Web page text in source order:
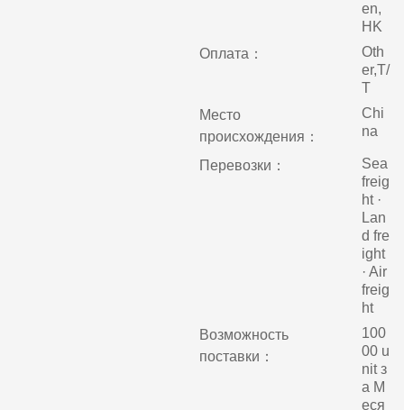
en,
HK
Оплата：
Oth
er,T/
T
Место
происхождения：
Chi
na
Перевозки：
Sea
freig
ht ·
Lan
d fre
ight
· Air
freig
ht
Возможность
поставки：
100
00 u
nit з
а М
еся